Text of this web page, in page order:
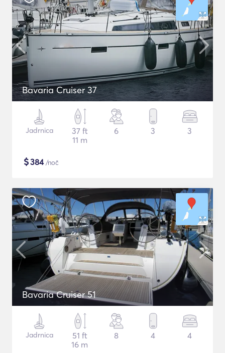
Bavaria Cruiser 37
Jadrnica
37 ft
11 m
6 3 3
$384/noč
Bavaria Cruiser 51
Jadrnica
51 ft
16 m
8 4 4